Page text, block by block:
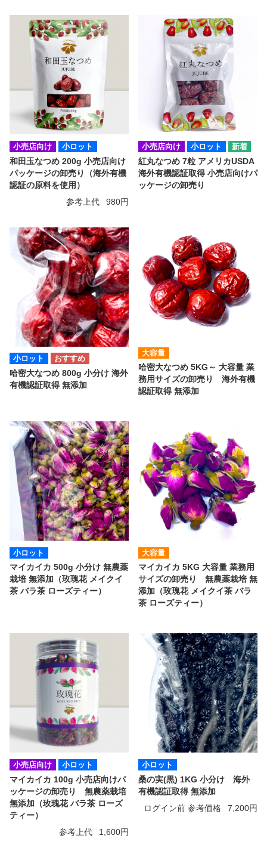
小売店向け
小ロット
和田玉なつめ 200g 小売店向け
パッケージの卸売り（海外有機
認証の原料を使用）
参考上代
980円
小売店向け
小ロット
紅丸なつめ 7粒 アメリカUSDA
海外有機認証取得 小売店向けパ
ッケージの卸売り
小ロット
哈密大なつめ 800g 小分け 海外
有機認証取得 無添加
大容量
哈密大なつめ 5KG～ 大容量 業
務用サイズの卸売り 海外有機
認証取得 無添加
小ロット
マイカイカ 500g 小分け 無農薬
栽培 無添加（玫瑰花 メイクイ
茶 バラ茶 ローズティー）
大容量
マイカイカ 5KG 大容量 業務用
サイズの卸売り 無農薬栽培 無
添加（玫瑰花 メイクイ茶 バラ
茶 ローズティー）
小売店向け
小ロット
マイカイカ 100g 小売店向けパ
ッケージの卸売り 無農薬栽培
無添加（玫瑰花 バラ茶 ローズ
ティー）
参考上代
1,600円
小ロット
桑の実(黒) 1KG 小分け 海外
有機認証取得 無添加
ログイン前 参考価格
7,200円